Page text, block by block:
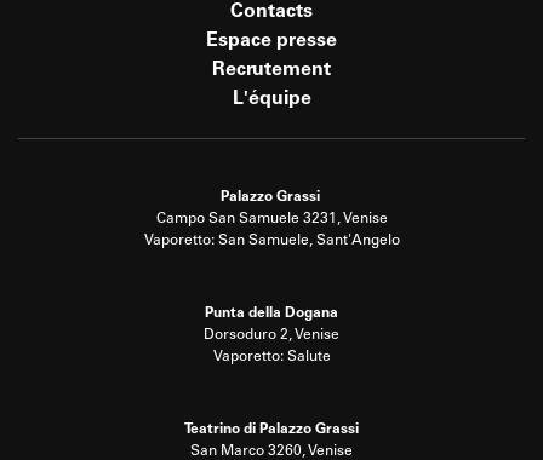
Contacts
Espace presse
Recrutement
L'équipe
Palazzo Grassi
Campo San Samuele 3231, Venise
Vaporetto: San Samuele, Sant'Angelo
Punta della Dogana
Dorsoduro 2, Venise
Vaporetto: Salute
Teatrino di Palazzo Grassi
San Marco 3260, Venise